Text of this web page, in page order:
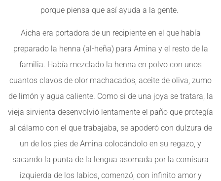
porque piensa que así ayuda a la gente.
Aicha era portadora de un recipiente en el que había
preparado la henna (al-heña) para Amina y el resto de la
familia. Había mezclado la henna en polvo con unos
cuantos clavos de olor machacados, aceite de oliva, zumo
de limón y agua caliente. Como si de una joya se tratara, la
vieja sirvienta desenvolvió lentamente el paño que protegía
al cálamo con el que trabajaba, se apoderó con dulzura de
un de los pies de Amina colocándolo en su regazo, y
sacando la punta de la lengua asomada por la comisura
izquierda de los labios, comenzó, con infinito amor y